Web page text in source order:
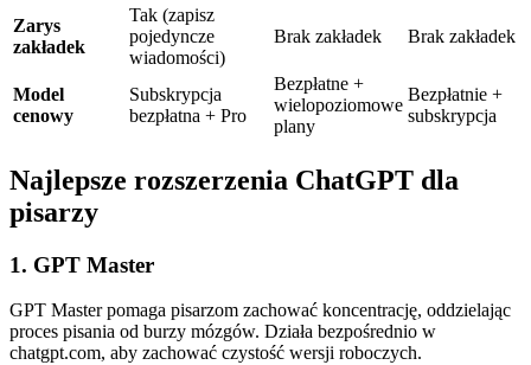
Zarys
zakładek
Tak (zapisz
pojedyncze
wiadomości)
Brak zakładek Brak zakładek
Model
cenowy
Subskrypcja
bezpłatna + Pro
Bezpłatne +
wielopoziomowe
plany
Bezpłatnie +
subskrypcja
Najlepsze rozszerzenia ChatGPT dla
pisarzy
1. GPT Master
GPT Master pomaga pisarzom zachować koncentrację, oddzielając
proces pisania od burzy mózgów. Działa bezpośrednio w
chatgpt.com, aby zachować czystość wersji roboczych.